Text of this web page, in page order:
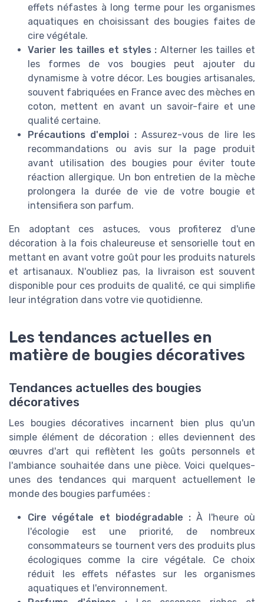
effets néfastes à long terme pour les organismes
aquatiques en choisissant des bougies faites de
cire végétale.
Varier les tailles et styles : Alterner les tailles et
les formes de vos bougies peut ajouter du
dynamisme à votre décor. Les bougies artisanales,
souvent fabriquées en France avec des mèches en
coton, mettent en avant un savoir-faire et une
qualité certaine.
Précautions d'emploi :Assurez-vous de lire les
recommandations ou avis sur la page produit
avant utilisation des bougies pour éviter toute
réaction allergique. Un bon entretien de la mèche
prolongera la durée de vie de votre bougie et
intensifiera son parfum.
En adoptant ces astuces, vous profiterez d'une
décoration à la fois chaleureuse et sensorielle tout en
mettant en avant votre goût pour les produits naturels
et artisanaux. N'oubliez pas, la livraison est souvent
disponible pour ces produits de qualité, ce qui simplifie
leur intégration dans votre vie quotidienne.
Les tendances actuelles en
matière de bougies décoratives
Tendances actuelles des bougies
décoratives
Les bougies décoratives incarnent bien plus qu'un
simple élément de décoration ; elles deviennent des
œuvres d'art qui reflètent les goûts personnels et
l'ambiance souhaitée dans une pièce. Voici quelques-
unes des tendances qui marquent actuellement le
monde des bougies parfumées :
Cire végétale et biodégradable : À l'heure où
l'écologie est une priorité, de nombreux
consommateurs se tournent vers des produits plus
écologiques comme la cire végétale. Ce choix
réduit les effets néfastes sur les organismes
aquatiques et l'environnement.